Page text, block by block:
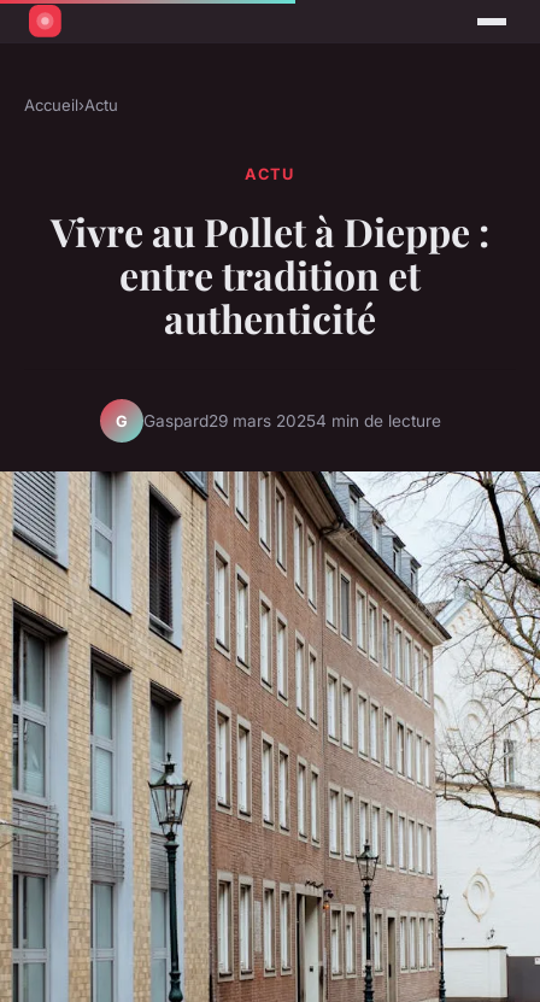
Accueil›Actu
ACTU
Vivre au Pollet à Dieppe :
entre tradition et
authenticité
G Gaspard29 mars 20254 min de lecture